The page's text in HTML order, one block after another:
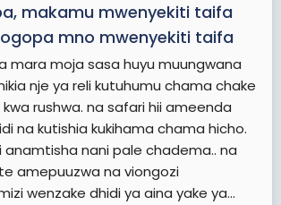
makamu mwenyekiti taifa
mno mwenyekiti taifa
mara moja sasa huyu muungwana
nje ya reli kutuhumu chama chake
rushwa. na safari hii ameenda
na kutishia kukihama chama hicho.
anamtisha nani pale chadema.. na
amepuuzwa na viongozi
wenzake dhidi ya aina yake ya...